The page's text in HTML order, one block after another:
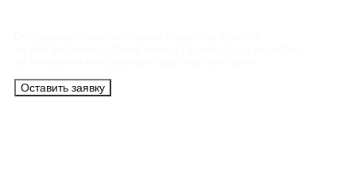
Оставить заявку